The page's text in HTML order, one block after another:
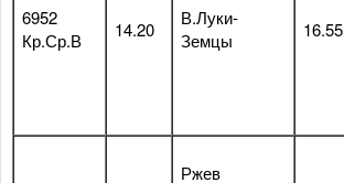
6952
Кр.Ср.В
14.20
В.Луки-
Земцы
16.55
Ржев